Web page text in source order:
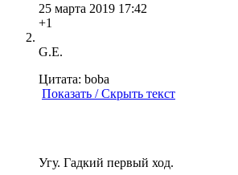
25 марта 2019 17:42
+1
G.E.
Цитата: boba
Показать / Скрыть текст
Угу. Гадкий первый ход.